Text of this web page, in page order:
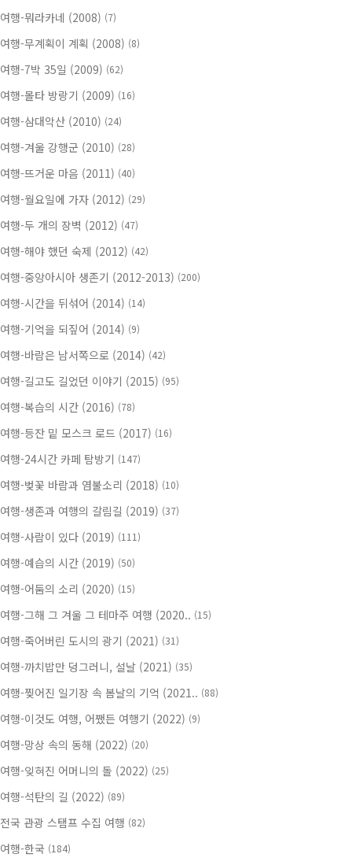
여행-뭐라카네 (2008) (7)
여행-무계획이 계획 (2008) (8)
여행-7박 35일 (2009) (62)
여행-몰타 방랑기 (2009) (16)
여행-삼대악산 (2010) (24)
여행-겨울 강행군 (2010) (28)
여행-뜨거운 마음 (2011) (40)
여행-월요일에 가자 (2012) (29)
여행-두 개의 장벽 (2012) (47)
여행-해야 했던 숙제 (2012) (42)
여행-중앙아시아 생존기 (2012-2013) (200)
여행-시간을 뒤섞어 (2014) (14)
여행-기억을 되짚어 (2014) (9)
여행-바람은 남서쪽으로 (2014) (42)
여행-길고도 길었던 이야기 (2015) (95)
여행-복습의 시간 (2016) (78)
여행-등잔 밑 모스크 로드 (2017) (16)
여행-24시간 카페 탐방기 (147)
여행-벚꽃 바람과 염불소리 (2018) (10)
여행-생존과 여행의 갈림길 (2019) (37)
여행-사람이 있다 (2019) (111)
여행-예습의 시간 (2019) (50)
여행-어둠의 소리 (2020) (15)
여행-그해 그 겨울 그 테마주 여행 (2020.. (15)
여행-죽어버린 도시의 광기 (2021) (31)
여행-까치밥만 덩그러니, 설날 (2021) (35)
여행-찢어진 일기장 속 봄날의 기억 (2021.. (88)
여행-이것도 여행, 어쨌든 여행기 (2022) (9)
여행-망상 속의 동해 (2022) (20)
여행-잊혀진 어머니의 돌 (2022) (25)
여행-석탄의 길 (2022) (89)
전국 관광 스탬프 수집 여행 (82)
여행-한국 (184)